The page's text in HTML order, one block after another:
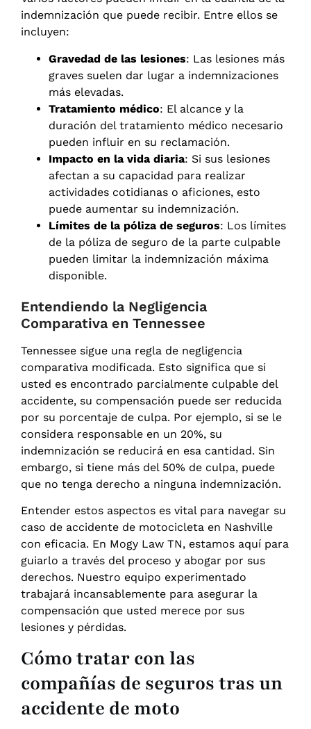
indemnización que puede recibir. Entre ellos se
incluyen:
Gravedad de las lesiones: Las lesiones más
graves suelen dar lugar a indemnizaciones
más elevadas.
Tratamiento médico: El alcance y la
duración del tratamiento médico necesario
pueden influir en su reclamación.
Impacto en la vida diaria: Si sus lesiones
afectan a su capacidad para realizar
actividades cotidianas o aficiones, esto
puede aumentar su indemnización.
Límites de la póliza de seguros: Los límites
de la póliza de seguro de la parte culpable
pueden limitar la indemnización máxima
disponible.
Entendiendo la Negligencia
Comparativa en Tennessee
Tennessee sigue una regla de negligencia
comparativa modificada. Esto significa que si
usted es encontrado parcialmente culpable del
accidente, su compensación puede ser reducida
por su porcentaje de culpa. Por ejemplo, si se le
considera responsable en un 20%, su
indemnización se reducirá en esa cantidad. Sin
embargo, si tiene más del 50% de culpa, puede
que no tenga derecho a ninguna indemnización.
Entender estos aspectos es vital para navegar su
caso de accidente de motocicleta en Nashville
con eficacia. En Mogy Law TN, estamos aquí para
guiarlo a través del proceso y abogar por sus
derechos. Nuestro equipo experimentado
trabajará incansablemente para asegurar la
compensación que usted merece por sus
lesiones y pérdidas.
Cómo tratar con las
compañías de seguros tras un
accidente de moto